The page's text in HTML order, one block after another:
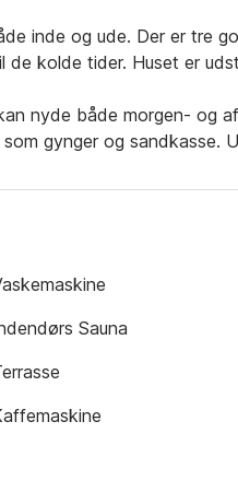
inde og ude. Der er tre
kolde tider. Huset er
nyde både morgen- og
gynger og sandkasse.
Sauna